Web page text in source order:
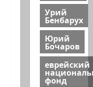
Урий
Бенбарух
Юрий
Бочаров
еврейский
фонд